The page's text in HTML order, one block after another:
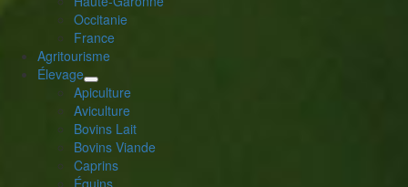
le
menu
enfant
Occitanie
France
Agritourisme
Élevage
déplier
le
menu
enfant
Apiculture
Aviculture
Bovins Lait
Bovins Viande
Caprins
Équins